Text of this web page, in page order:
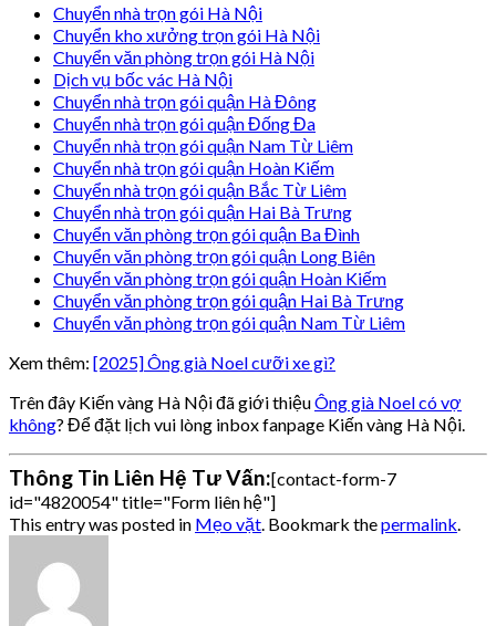
Chuyển nhà trọn gói Hà Nội
Chuyển kho xưởng trọn gói Hà Nội
Chuyển văn phòng trọn gói Hà Nội
Dịch vụ bốc vác Hà Nội
Chuyển nhà trọn gói quận Hà Đông
Chuyển nhà trọn gói quận Đống Đa
Chuyển nhà trọn gói quận Nam Từ Liêm
Chuyển nhà trọn gói quận Hoàn Kiếm
Chuyển nhà trọn gói quận Bắc Từ Liêm
Chuyển nhà trọn gói quận Hai Bà Trưng
Chuyển văn phòng trọn gói quận Ba Đình
Chuyển văn phòng trọn gói quận Long Biên
Chuyển văn phòng trọn gói quận Hoàn Kiếm
Chuyển văn phòng trọn gói quận Hai Bà Trưng
Chuyển văn phòng trọn gói quận Nam Từ Liêm
Xem thêm: [2025] Ông già Noel cưỡi xe gì?
Trên đây Kiến vàng Hà Nội đã giới thiệuÔng già Noel có vợ
không? Để đặt lịch vui lòng inbox fanpage Kiến vàng Hà Nội.
Thông Tin Liên Hệ Tư Vấn:[contact-form-7
id="4820054" title="Form liên hệ"]
This entry was posted in Mẹo vặt. Bookmark thepermalink.